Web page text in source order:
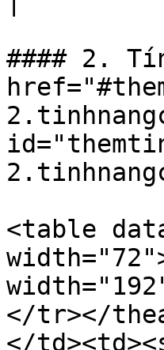
#### 2.
<table
</tr></
</